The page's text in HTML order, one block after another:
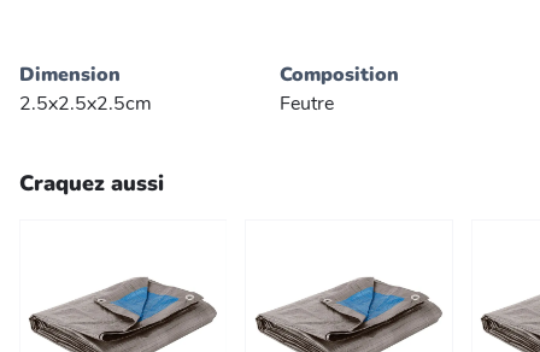
Dimension
2.5x2.5x2.5cm
Composition
Feutre
Craquez aussi